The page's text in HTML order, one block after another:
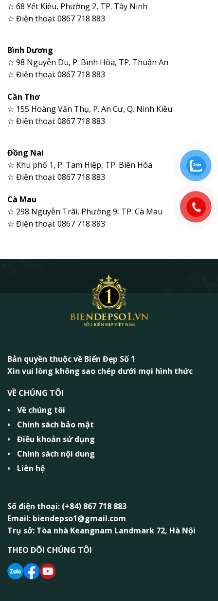
☆ 68 Yết Kiêu, Phường 2, TP. Tây Ninh
☆ Điện thoại: 0867 718 883
Bình Dương
☆ 98 Nguyễn Du, P. Bình Hòa, TP. Thuận An
☆ Điện thoại: 0867 718 883
Cần Thơ
☆ 155 Hoàng Văn Thụ, P. An Cư, Q. Ninh Kiều
☆ Điện thoại: 0867 718 883
Đồng Nai
☆ Khu phố 1, P. Tam Hiệp, TP. Biên Hòa
☆ Điện thoại: 0867 718 883
Cà Mau
☆ 298 Nguyễn Trãi, Phường 9, TP. Cà Mau
☆ Điện thoại: 0867 718 883
Bản quyền thuộc về Biển Đẹp Số 1
Xin vui lòng không sao chép dưới mọi hình thức
VỀ CHÚNG TÔI
Về chúng tôi
Chính sách bảo mật
Điều khoản sử dụng
Chính sách nội dung
Liên hệ
Số điện thoại: (+84) 867 718 883
Email: biendepso1@gmail.com
Trụ sở: Tòa nhà Keangnam Landmark 72, Hà Nội
THEO DÕI CHÚNG TÔI